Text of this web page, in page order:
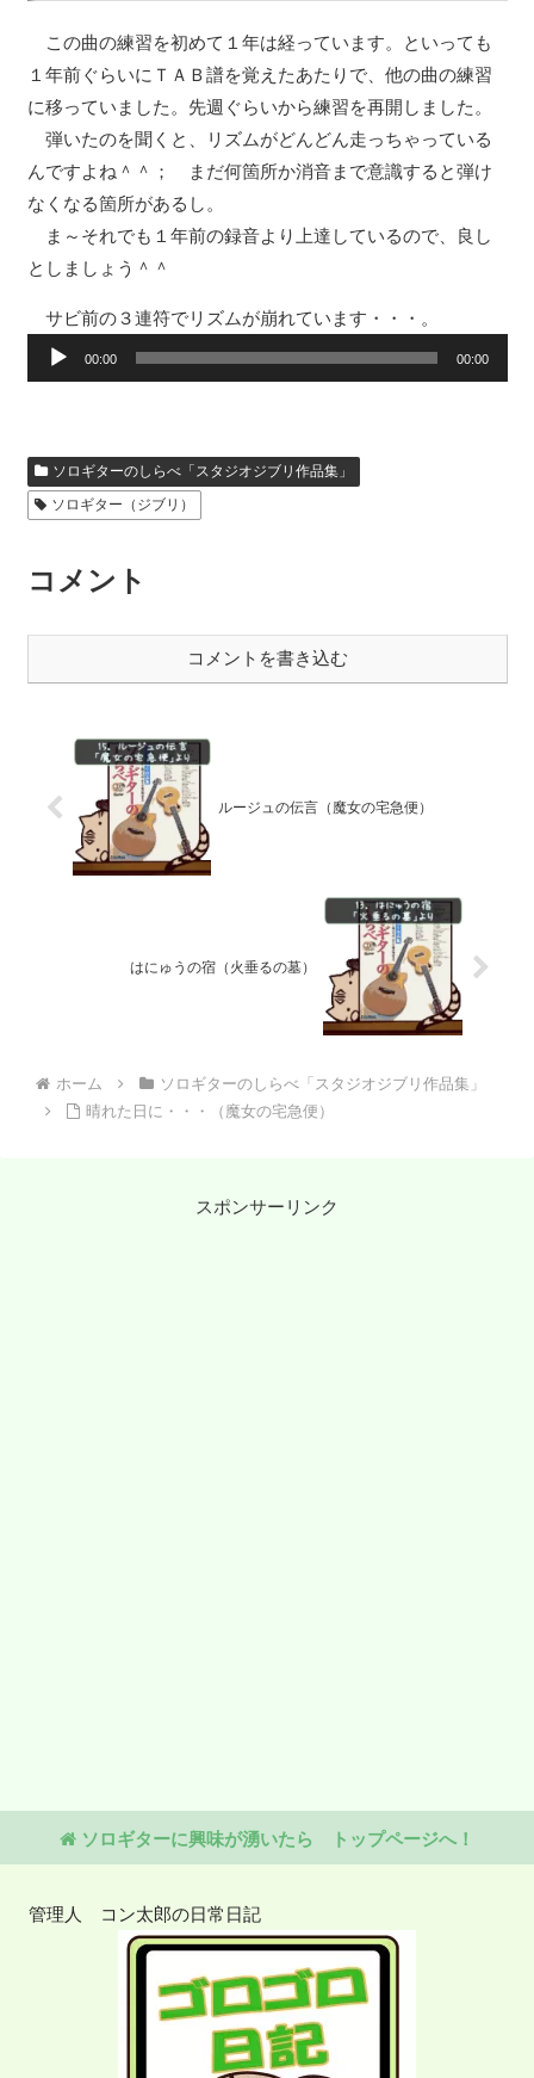
この曲の練習を初めて１年は経っています。といっても
１年前ぐらいにＴＡＢ譜を覚えたあたりで、他の曲の練習
に移っていました。先週ぐらいから練習を再開しました。
弾いたのを聞くと、リズムがどんどん走っちゃっている
んですよね＾＾； まだ何箇所か消音まで意識すると弾け
なくなる箇所があるし。
ま～それでも１年前の録音より上達しているので、良し
としましょう＾＾
サビ前の３連符でリズムが崩れています・・・。
声
ー
ヤ
00:00 00:00
ソロギターのしらべ「スタジオジブリ作品集」
ソロギター（ジブリ）
コメント
コメントを書き込む
ルージュの伝言（魔女の宅急便）
はにゅうの宿（火垂るの墓）
ホーム
ソロギターのしらべ「スタジオジブリ作品集」
晴れた日に・・・（魔女の宅急便）
スポンサーリンク
ソロギターに興味が湧いたら トップページへ！
管理人 コン太郎の日常日記